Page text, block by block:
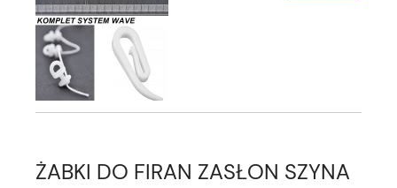
ŻABKI DO FIRAN ZASŁON SZYNA